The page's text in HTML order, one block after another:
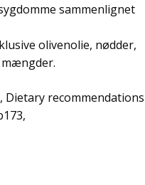
sammenlignet
olivenolie, nødder,
Dietary recommendations